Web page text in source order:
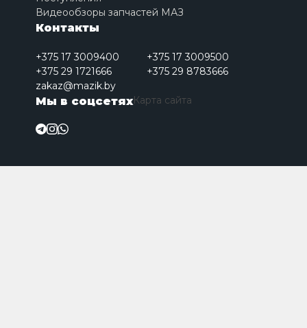
Видеообзоры запчастей МАЗ
Контакты
+375 17 3009400
+375 17 3009500
+375 29 1721666
+375 29 8783666
zakaz@mazik.by
Мы в соцсетяхКарта сайта